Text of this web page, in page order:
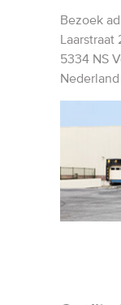
Bezoek
Laarstraat
5334 NS
Nederland